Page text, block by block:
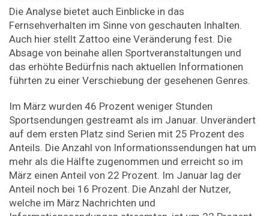
Die Analyse bietet auch Einblicke in das
Fernsehverhalten im Sinne von geschauten Inhalten.
Auch hier stellt Zattoo eine Veränderung fest. Die
Absage von beinahe allen Sportveranstaltungen und
das erhöhte Bedürfnis nach aktuellen Informationen
führten zu einer Verschiebung der gesehenen Genres.
Im März wurden 46 Prozent weniger Stunden
Sportsendungen gestreamt als im Januar. Unverändert
auf dem ersten Platz sind Serien mit 25 Prozent des
Anteils. Die Anzahl von Informationssendungen hat um
mehr als die Hälfte zugenommen und erreicht so im
März einen Anteil von 22 Prozent. Im Januar lag der
Anteil noch bei 16 Prozent. Die Anzahl der Nutzer,
welche im März Nachrichten und